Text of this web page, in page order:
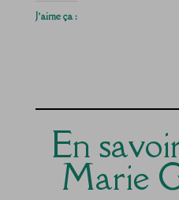
J’aime ça :
En
Marie